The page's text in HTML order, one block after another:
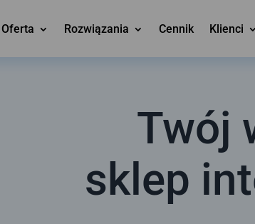
Oferta Rozwiązania Cennik Klienci
Twój
sklep